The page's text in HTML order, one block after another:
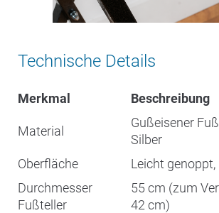
Technische Details
Merkmal Beschreibung
Material
Gußeisener
Silber
Oberfläche
Leicht
Durchmesser
Fußteller
55 cm (zum
42 cm)